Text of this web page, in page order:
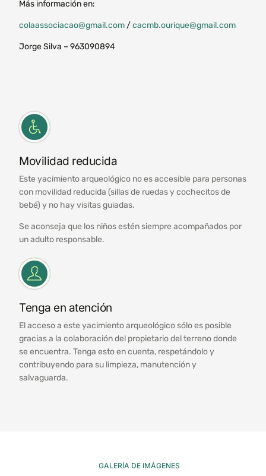
Más información en:
colaassociacao@gmail.com /cacmb.ourique@gmail.com
Jorge Silva – 963090894
Movilidad reducida
Este yacimiento arqueológico no es accesible para personas
con movilidad reducida (sillas de ruedas y cochecitos de
bebé) y no hay visitas guiadas.
Se aconseja que los niños estén siempre acompañados por
un adulto responsable.
Tenga en atención
El acceso a este yacimiento arqueológico sólo es posible
gracias a la colaboración del propietario del terreno donde
se encuentra. Tenga esto en cuenta, respetándolo y
contribuyendo para su limpieza, manutención y
salvaguarda.
GALERÍA DE IMÁGENES